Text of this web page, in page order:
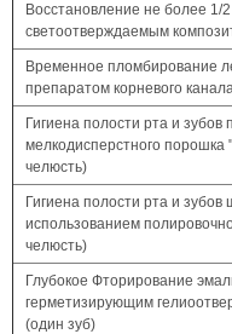
Восстановление не более 1/
светоотверждаемым
Временное пломбирование
препаратом корневого
Гигиена полости рта и
мелкодисперстного порошка
челюсть)
Гигиена полости рта и зубов
использованием
челюсть)
Глубокое Фторирование
герметизирующим
(один зуб)